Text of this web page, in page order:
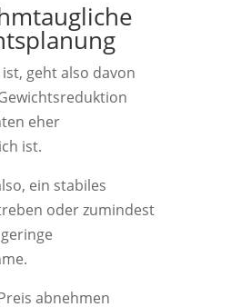
geht also davon
eher
ist.
ein stabiles
oder zumindest
abnehmen